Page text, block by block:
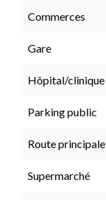
Commerces
Gare
Hôpital/clinique
Parking public
Route principale
Supermarché